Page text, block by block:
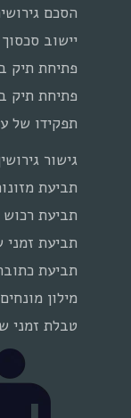
הסכם
יישוב
פתיחת תיק
פתיחת תיק
תפקידו של
גישור
תביעת
תביעת רכוש
תביעת זמני
תביעת
מילון מונחים
טבלת זמני